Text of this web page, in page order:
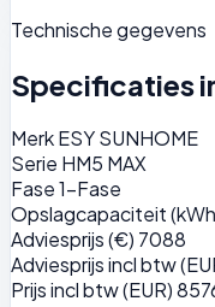
Technische gegevens
Specificaties
MerkESY SUNHOME
Serie HM5 MAX
Fase1-Fase
Opslagcapaciteit
Adviesprijs (€) 7088
Adviesprijs incl btw
Prijs incl btw (EUR)